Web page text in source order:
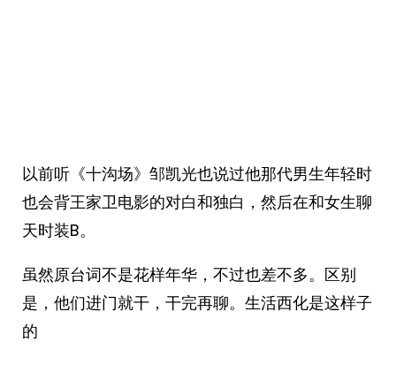
以前听《十沟场》邹凯光也说过他那代男生年轻时
也会背王家卫电影的对白和独白，然后在和女生聊
天时装B。
虽然原台词不是花样年华，不过也差不多。区别
是，他们进门就干，干完再聊。生活西化是这样子
的